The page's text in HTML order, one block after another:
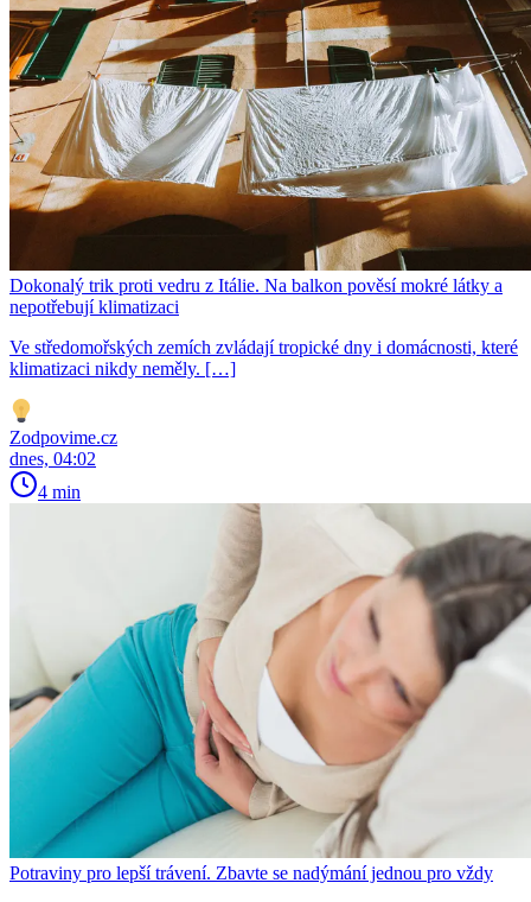
Dokonalý trik proti vedru z Itálie. Na balkon pověsí mokré látky a
nepotřebují klimatizaci
Ve středomořských zemích zvládají tropické dny i domácnosti, které
klimatizaci nikdy neměly. […]
Zodpovime.cz
dnes, 04:02
4 min
Potraviny pro lepší trávení. Zbavte se nadýmání jednou pro vždy